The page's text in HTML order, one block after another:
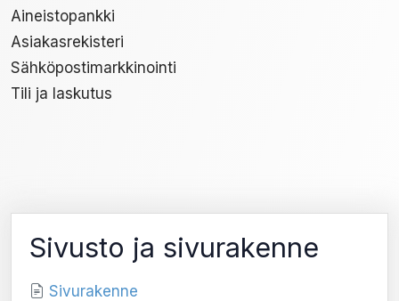
Aineistopankki
Asiakasrekisteri
Sähköpostimarkkinointi
Tili ja laskutus
Sivusto ja sivurakenne
Sivurakenne